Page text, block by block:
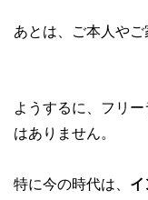
あとは、ご本人やご
ようするに、フリ
はありません。
特に今の時代は、 イ